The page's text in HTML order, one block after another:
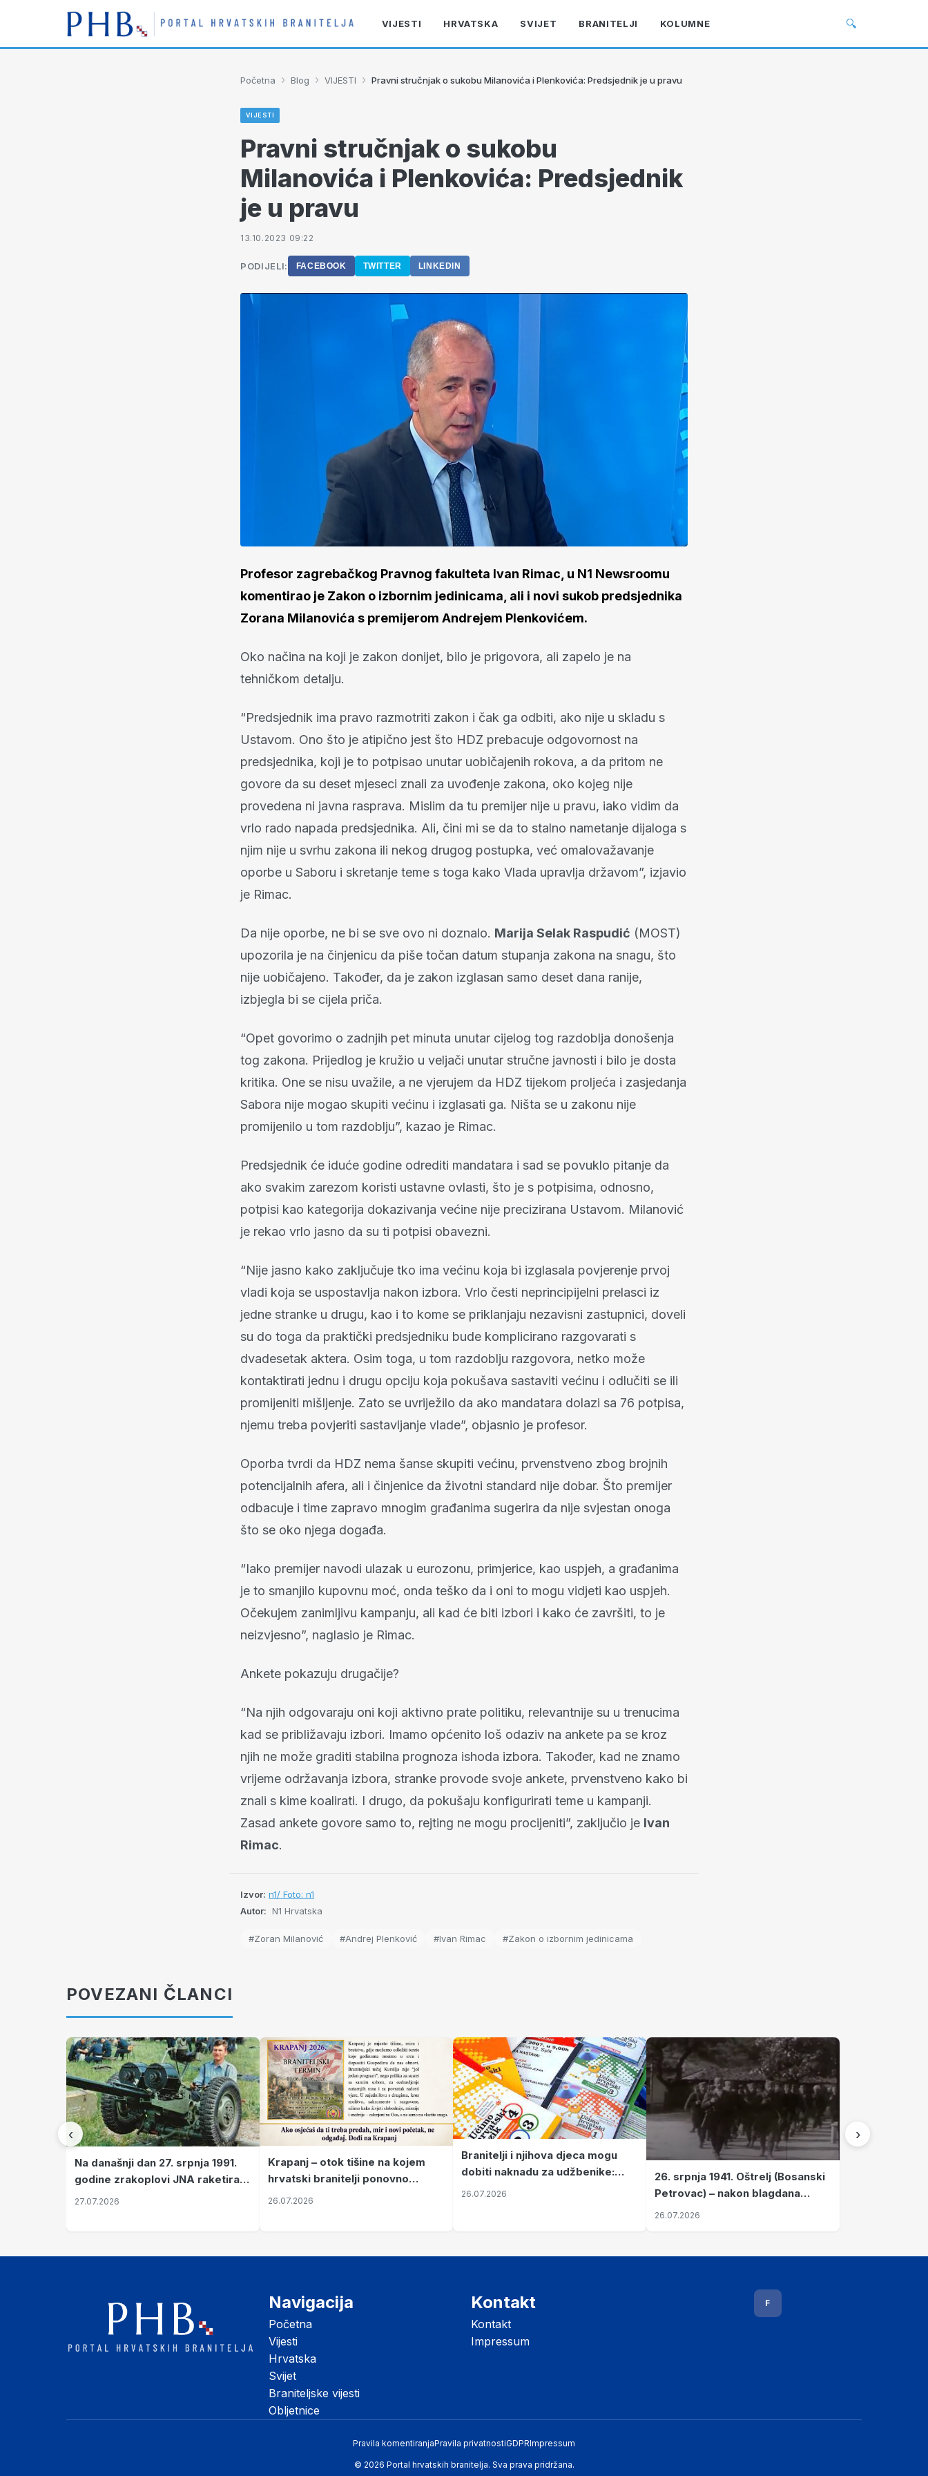
VIJESTI HRVATSKA SVIJET BRANITELJI KOLUMNE 🔍
Početna › Blog › VIJESTI › Pravni stručnjak o sukobu Milanovića i Plenkovića: Predsjednik je u pravu
VIJESTI
Pravni stručnjak o sukobu
Milanovića i Plenkovića: Predsjednik
je u pravu
13.10.2023 09:22
PODIJELI: FACEBOOK TWITTER LINKEDIN
Profesor zagrebačkog Pravnog fakulteta Ivan Rimac, u N1 Newsroomu
komentirao je Zakon o izbornim jedinicama, ali i novi sukob predsjednika
Zorana Milanovića s premijerom Andrejem Plenkovićem.
Oko načina na koji je zakon donijet, bilo je prigovora, ali zapelo je na
tehničkom detalju.
“Predsjednik ima pravo razmotriti zakon i čak ga odbiti, ako nije u skladu s
Ustavom. Ono što je atipično jest što HDZ prebacuje odgovornost na
predsjednika, koji je to potpisao unutar uobičajenih rokova, a da pritom ne
govore da su deset mjeseci znali za uvođenje zakona, oko kojeg nije
provedena ni javna rasprava. Mislim da tu premijer nije u pravu, iako vidim da
vrlo rado napada predsjednika. Ali, čini mi se da to stalno nametanje dijaloga s
njim nije u svrhu zakona ili nekog drugog postupka, već omalovažavanje
oporbe u Saboru i skretanje teme s toga kako Vlada upravlja državom”, izjavio
je Rimac.
Da nije oporbe, ne bi se sve ovo ni doznalo. Marija Selak Raspudić (MOST)
upozorila je na činjenicu da piše točan datum stupanja zakona na snagu, što
nije uobičajeno. Također, da je zakon izglasan samo deset dana ranije,
izbjegla bi se cijela priča.
“Opet govorimo o zadnjih pet minuta unutar cijelog tog razdoblja donošenja
tog zakona. Prijedlog je kružio u veljači unutar stručne javnosti i bilo je dosta
kritika. One se nisu uvažile, a ne vjerujem da HDZ tijekom proljeća i zasjedanja
Sabora nije mogao skupiti većinu i izglasati ga. Ništa se u zakonu nije
promijenilo u tom razdoblju”, kazao je Rimac.
Predsjednik će iduće godine odrediti mandatara i sad se povuklo pitanje da
ako svakim zarezom koristi ustavne ovlasti, što je s potpisima, odnosno,
potpisi kao kategorija dokazivanja većine nije precizirana Ustavom. Milanović
je rekao vrlo jasno da su ti potpisi obavezni.
“Nije jasno kako zaključuje tko ima većinu koja bi izglasala povjerenje prvoj
vladi koja se uspostavlja nakon izbora. Vrlo česti neprincipijelni prelasci iz
jedne stranke u drugu, kao i to kome se priklanjaju nezavisni zastupnici, doveli
su do toga da praktički predsjedniku bude komplicirano razgovarati s
dvadesetak aktera. Osim toga, u tom razdoblju razgovora, netko može
kontaktirati jednu i drugu opciju koja pokušava sastaviti većinu i odlučiti se ili
promijeniti mišljenje. Zato se uvriježilo da ako mandatara dolazi sa 76 potpisa,
njemu treba povjeriti sastavljanje vlade”, objasnio je profesor.
Oporba tvrdi da HDZ nema šanse skupiti većinu, prvenstveno zbog brojnih
potencijalnih afera, ali i činjenice da životni standard nije dobar. Što premijer
odbacuje i time zapravo mnogim građanima sugerira da nije svjestan onoga
što se oko njega događa.
“Iako premijer navodi ulazak u eurozonu, primjerice, kao uspjeh, a građanima
je to smanjilo kupovnu moć, onda teško da i oni to mogu vidjeti kao uspjeh.
Očekujem zanimljivu kampanju, ali kad će biti izbori i kako će završiti, to je
neizvjesno”, naglasio je Rimac.
Ankete pokazuju drugačije?
“Na njih odgovaraju oni koji aktivno prate politiku, relevantnije su u trenucima
kad se približavaju izbori. Imamo općenito loš odaziv na ankete pa se kroz
njih ne može graditi stabilna prognoza ishoda izbora. Također, kad ne znamo
vrijeme održavanja izbora, stranke provode svoje ankete, prvenstveno kako bi
znali s kime koalirati. I drugo, da pokušaju konfigurirati teme u kampanji.
Zasad ankete govore samo to, rejting ne mogu procijeniti”, zaključio je Ivan
Rimac.
Izvor: n1/ Foto: n1
Autor: N1 Hrvatska
#Zoran Milanović #Andrej Plenković #Ivan Rimac #Zakon o izbornim jedinicama
POVEZANI ČLANCI
‹
Na današnji dan 27. srpnja 1991.
godine zrakoplovi JNA raketirali
su vojarnu i obučni centar "Nikola
27.07.2026
Krapanj – otok tišine na kojem
hrvatski branitelji ponovno
pronalaze mir
26.07.2026
Branitelji i njihova djeca mogu
dobiti naknadu za udžbenike:
zahtjevi se podnose do 31.
26.07.2026
26. srpnja 1941. Oštrelj (Bosanski
Petrovac) – nakon blagdana
Svete Ane izvršen napad srpskih
26.07.2026
›
Navigacija
Početna
Vijesti
Hrvatska
Svijet
Braniteljske vijesti
Obljetnice
Kontakt
Kontakt
Impressum
F
Pravila komentiranjaPravila privatnostiGDPRImpressum
© 2026 Portal hrvatskih branitelja. Sva prava pridržana.